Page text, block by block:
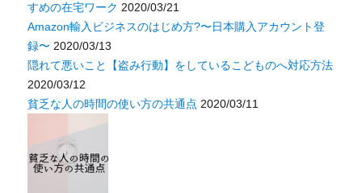
すめの在宅ワーク 2020/03/21
Amazon輸入ビジネスのはじめ方?〜日本購入アカウント登
録〜 2020/03/13
隠れて悪いこと【盗み行動】をしているこどものへ対応方法
2020/03/12
貧乏な人の時間の使い方の共通点 2020/03/11